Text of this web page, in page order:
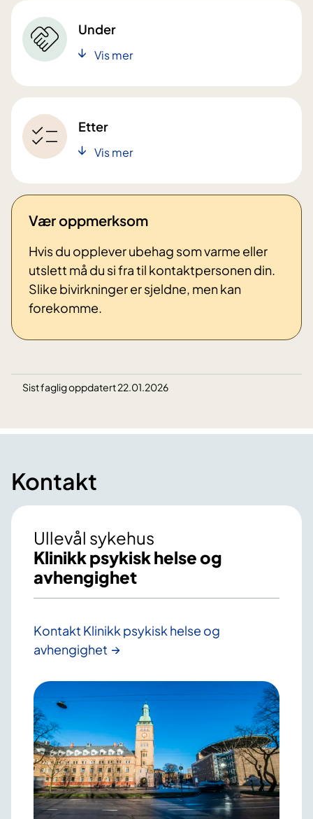
Under
Vis mer
Etter
Vis mer
Vær oppmerksom
Hvis du opplever ubehag som varme eller
utslett må du si fra til kontaktpersonen din.
Slike bivirkninger er sjeldne, men kan
forekomme.
Sist faglig oppdatert 22.01.2026
Kontakt
Ullevål sykehus
Klinikk psykisk helse og
avhengighet
Kontakt Klinikk psykisk helse og
avhengighet